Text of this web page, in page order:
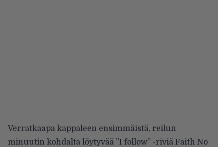
Verratkaapa kappaleen ensimmäistä, reilun
minuutin kohdalta löytyvää ”I follow” -riviä Faith No